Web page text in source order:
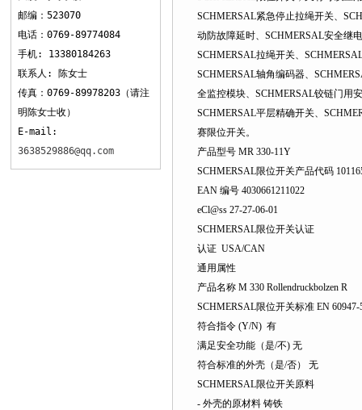
邮编：523070
电话：0769-89774084
手机: 13380184263
联系人: 陈女士
传真：0769-89978203（请注
明陈女士收）
E-mail:
3638529886@qq.com
SCHMERSAL紧急停止拉绳开关、
动防故障延时、SCHMERSAL安全继电
SCHMERSAL拉绳开关、SCHMERSAL
SCHMERSAL轴角编码器、
全监控模块、SCHMERSAL铰链门用安
SCHMERSAL平层精确开关、
赛限位开关。
产品型号 MR 330-11Y
SCHMERSAL限位开关产品代码
EAN 编号 4030661211022
eCl@ss 27-27-06-01
SCHMERSAL限位开关认证
认证 USA/CAN
通用属性
产品名称 M 330 Rollendruckbolzen R
SCHMERSAL限位开关标准 EN 60947-
符合指令 (Y/N) 有
满足安全功能（是/不) 无
符合标准的外壳（是/否） 无
SCHMERSAL限位开关原料
- 外壳的原材料 铸铁